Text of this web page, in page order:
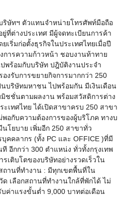
ริษัทฯ ตัวแทนจำหน่ายโทรศัพท์มือถือ
ที่ต่างประเทศ มีผู้จดทะเบียนการค้า
เริ่มก่อตั้งธุรกิจในประเทศไทยเมื่อปี
การความก้าวหน้า ชอบงานท้าทาย
พร้อมกับบริษัท ปฎิบัติงานประจำ
องรับการขยายกิจการมากกว่า 250
นบริษัทมหาชน ไปพร้อมกัน มีเงินเดือน
ชชั่นตามผลงาน พร้อมสวัสดิการต่าง
เทศไทย ได้เปิดสาขาครบ 250 สาขา
พอกับความต้องการของผู้บริโภค ทางบ
นโยบาย เพิ่มอีก 250 สาขาทั่ว
คคลากร (ทั้ง PC และ OFFICE )ที่มี
อีกกว่า 300 ตำแหน่ง ทั่วทั้งกรุงเทพ
เติบโตของบริษัทอย่างรวดเร็วใน
ถานที่ทำงาน : มีทุกเขตพื้นที่ใน
ด เลือกสถานที่ทำงานใกล้ที่พักได้ ไม่
ค่าแรงขั้นต่ำ 9,000 บาทต่อเดือน